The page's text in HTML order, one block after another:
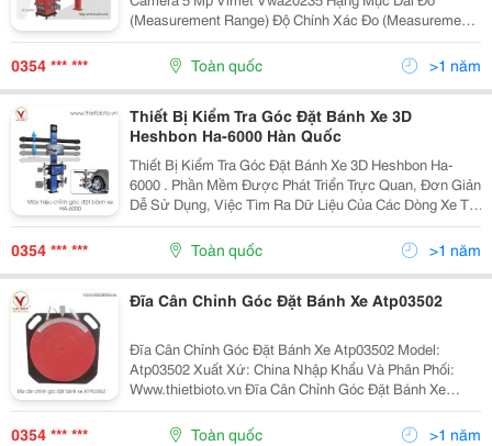
(Measurement Range) Độ Chính Xác Đo (Measurement
Accuracy) Nguồn Điện (Power Supply)
0354 *** *** Toàn quốc >1 năm
Thiết Bị Kiểm Tra Góc Đặt Bánh Xe 3D
Heshbon Ha-6000 Hàn Quốc
Thiết Bị Kiểm Tra Góc Đặt Bánh Xe 3D Heshbon Ha-
6000 . Phần Mềm Được Phát Triển Trực Quan, Đơn Giản
Dễ Sử Dụng, Việc Tìm Ra Dữ Liệu Của Các Dòng Xe Trở
Lên Dễ Dàng. . Khả Năng Kiểm Tra Và Sai Số Của Thiết
Bị Ở Mức Rất Thấp . Có Nhiều Tùy...
0354 *** *** Toàn quốc >1 năm
Đĩa Cân Chỉnh Góc Đặt Bánh Xe Atp03502
Đĩa Cân Chỉnh Góc Đặt Bánh Xe Atp03502 Model:
Atp03502 Xuất Xứ: China Nhập Khẩu Và Phân Phối:
Www.thietbioto.vn Đĩa Cân Chỉnh Góc Đặt Bánh Xe
Atp03502 Thiết Bị Này Có Thể Đo Góc Lái Và Góc Cắt
Lớn Nhất Của Bánh Xe Phía Trước. Bàn Xoay Sẽ...
0354 *** *** Toàn quốc >1 năm